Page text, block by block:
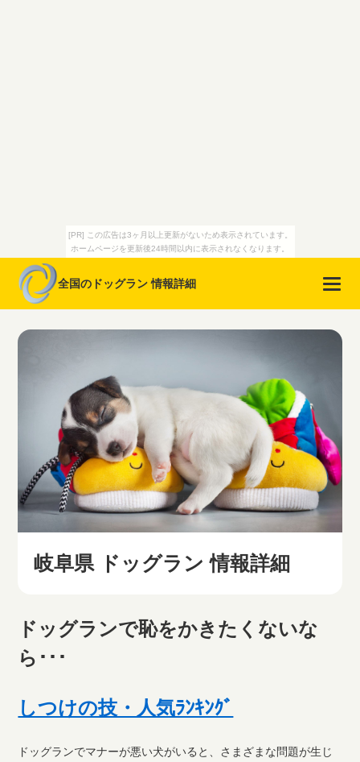
[PR] この広告は3ヶ月以上更新がないため表示されています。
ホームページを更新後24時間以内に表示されなくなります。
全国のドッグラン 情報詳細
岐阜県 ドッグラン 情報詳細
ドッグランで恥をかきたくないな
ら･･･
しつけの技・人気ﾗﾝｷﾝｸﾞ
ドッグランでマナーが悪い犬がいると、さまざまな問題が生じ